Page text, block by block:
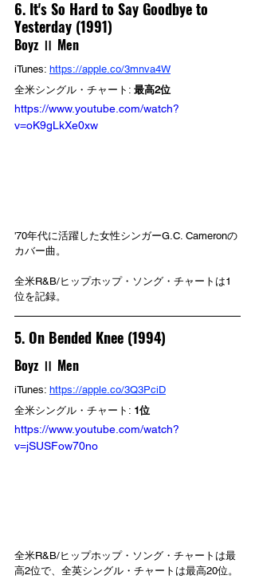
6. It's So Hard to Say Goodbye to
Yesterday (1991)
Boyz Ⅱ Men
iTunes: https://apple.co/3mnva4W
全米シングル・チャート: 最高2位
https://www.youtube.com/watch?
v=oK9gLkXe0xw
'70年代に活躍した女性シンガーG.C. Cameronの
カバー曲。
全米R&B/ヒップホップ・ソング・チャートは1
位を記録。
5. On Bended Knee (1994)
Boyz Ⅱ Men
iTunes: https://apple.co/3Q3PciD
全米シングル・チャート: 1位
https://www.youtube.com/watch?
v=jSUSFow70no
全米R&B/ヒップホップ・ソング・チャートは最
高2位で、全英シングル・チャートは最高20位。